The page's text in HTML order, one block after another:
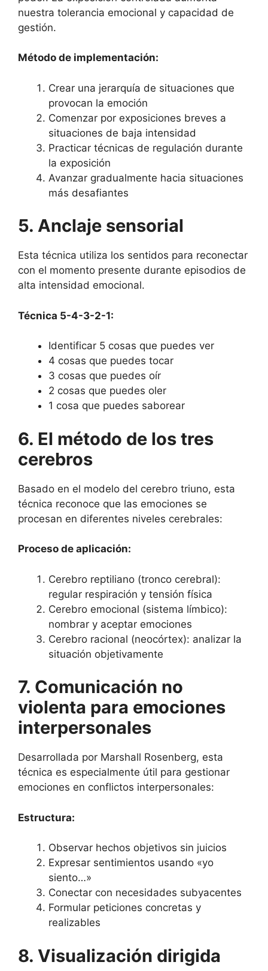
nuestra tolerancia emocional y capacidad de
gestión.
Método de implementación:
Crear una jerarquía de situaciones que
provocan la emoción
Comenzar por exposiciones breves a
situaciones de baja intensidad
Practicar técnicas de regulación durante
la exposición
Avanzar gradualmente hacia situaciones
más desafiantes
5. Anclaje sensorial
Esta técnica utiliza los sentidos para reconectar
con el momento presente durante episodios de
alta intensidad emocional.
Técnica 5-4-3-2-1:
Identificar 5 cosas que puedes ver
4 cosas que puedes tocar
3 cosas que puedes oír
2 cosas que puedes oler
1 cosa que puedes saborear
6. El método de los tres
cerebros
Basado en el modelo del cerebro triuno, esta
técnica reconoce que las emociones se
procesan en diferentes niveles cerebrales:
Proceso de aplicación:
Cerebro reptiliano (tronco cerebral):
regular respiración y tensión física
Cerebro emocional (sistema límbico):
nombrar y aceptar emociones
Cerebro racional (neocórtex): analizar la
situación objetivamente
7. Comunicación no
violenta para emociones
interpersonales
Desarrollada por Marshall Rosenberg, esta
técnica es especialmente útil para gestionar
emociones en conflictos interpersonales:
Estructura:
Observar hechos objetivos sin juicios
Expresar sentimientos usando «yo
siento…»
Conectar con necesidades subyacentes
Formular peticiones concretas y
realizables
8. Visualización dirigida